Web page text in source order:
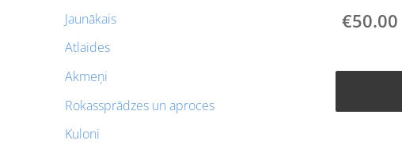
Jaunākais
Atlaides
Akmeņi
Rokassprādzes un aproces
Kuloni
€50.00